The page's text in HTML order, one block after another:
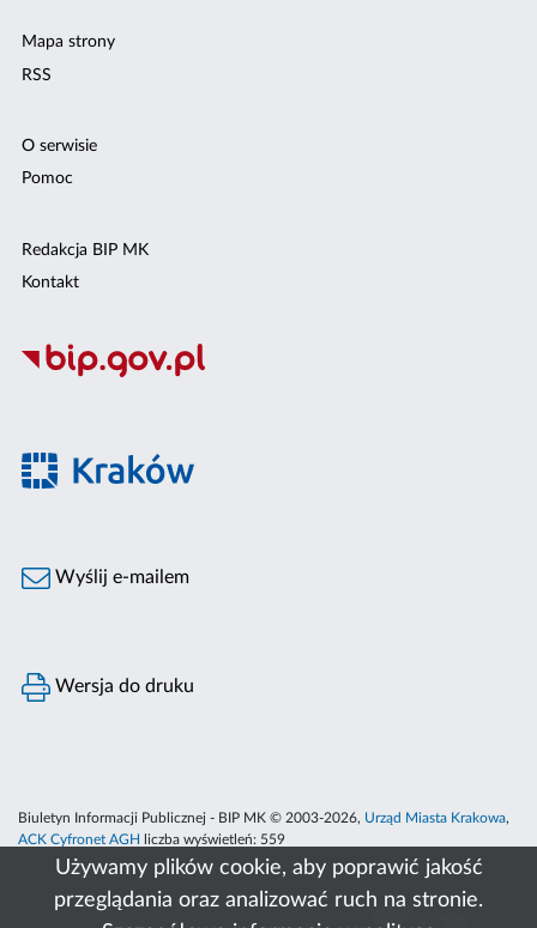
Używamy plików cookie, aby poprawić jakość
przeglądania oraz analizować ruch na stronie.
Mapa strony
RSS
O serwisie
Pomoc
Redakcja BIP MK
Kontakt
Wyślij e-mailem
Wersja do druku
Biuletyn Informacji Publicznej - BIP MK © 2003-2026, Urząd Miasta Krakowa,
ACK Cyfronet AGH
liczba wyświetleń: 559